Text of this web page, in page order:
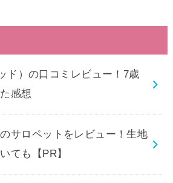
ド）の口コミレビュー！7歳
感想
サロペットをレビュー！生地
ても【PR】